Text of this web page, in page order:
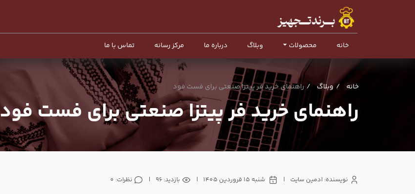
خانه محصولات وبلاگ درباره ما مرکز رسانه تماس با ما
خانه وبلاگ راهنمای خرید فر پیتزا صنعتی برای فست فود
راهنمای خرید فر پیتزا صنعتی برای فست فود
نویسنده: ادمین سایت | شنبه 15 فروردین 1405 | بازدید: 96 | نظرات: 0